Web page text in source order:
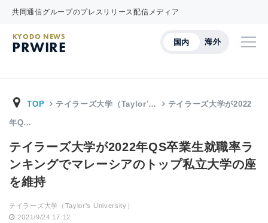
共同通信グループのプレスリリース配信メディア
国内 海外
KYODO NEWS
PRWIRE
TOP テイラーズ大学（Taylor'… テイラーズ大学が2022
年Q…
テイラーズ大学が2022年QS卒業生就職率ラ
ンキングでマレーシアのトップ私立大学の座
を維持
テイラーズ大学（Taylor's University）
2021/9/24 17:12